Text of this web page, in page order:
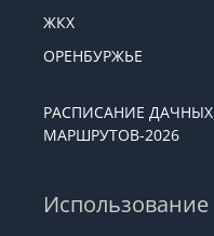
ЖКХ
ОРЕНБУРЖЬЕ
РАСПИСАНИЕ ДАЧНЫХ
МАРШРУТОВ-2026